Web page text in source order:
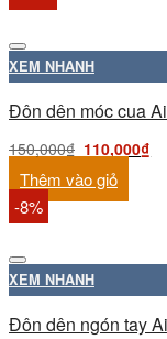
XEM NHANH
Đôn dên móc cua
150,000₫ 110,000₫
Thêm vào giỏ
-8%
XEM NHANH
Đôn dên ngón tay